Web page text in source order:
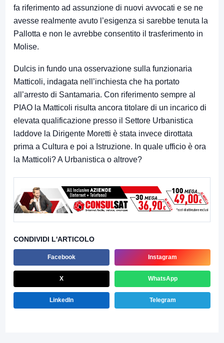
fa riferimento ad assunzione di nuovi avvocati e se ne
avesse realmente avuto l’esigenza si sarebbe tenuta la
Pallotta e non le avrebbe consentito il trasferimento in
Molise.
Dulcis in fundo una osservazione sulla funzionaria
Matticoli, indagata nell’inchiesta che ha portato
all’arresto di Santamaria. Con riferimento sempre al
PIAO la Matticoli risulta ancora titolare di un incarico di
elevata qualificazione presso il Settore Urbanistica
laddove la Dirigente Moretti è stata invece dirottata
prima a Cultura e poi a Istruzione. In quale ufficio è ora
la Matticoli? A Urbanistica o altrove?
CONDIVIDI L'ARTICOLO
Facebook Instagram
X WhatsApp
LinkedIn Telegram